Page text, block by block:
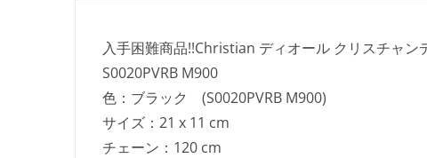
入手困難商品!!Christian ディオール クリスチャ
S0020PVRB M900
色：ブラック (S0020PVRB M900)
サイズ：21 x 11 cm
チェーン：120 cm